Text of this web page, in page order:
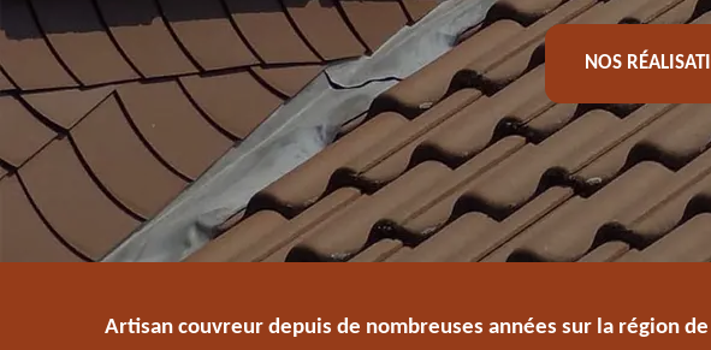
NOS
Artisan couvreur depuis de nombreuses années sur la région